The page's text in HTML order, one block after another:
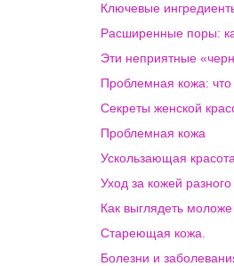
Ключевые
Расширенные поры:
Эти неприятные
Проблемная кожа:
Секреты женской
Проблемная кожа
Ускользающая красота
Уход за кожей
Как выглядеть моложе
Стареющая кожа.
Болезни и